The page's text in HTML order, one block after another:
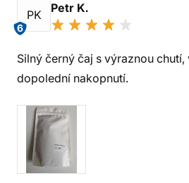
PK
6
Petr K.
Silný černý čaj s výraznou
dopolední nakopnutí.